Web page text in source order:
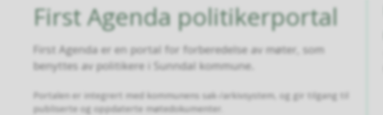
First Agenda politikerportal
First Agenda er en portal for forberedelse av møter, som
benyttes av politikere i Sunndal kommune.
Portalen er integrert med kommunens sak-/arkivsystem, og gir tilgang til
publiserte og oppdaterte møtedokumenter.